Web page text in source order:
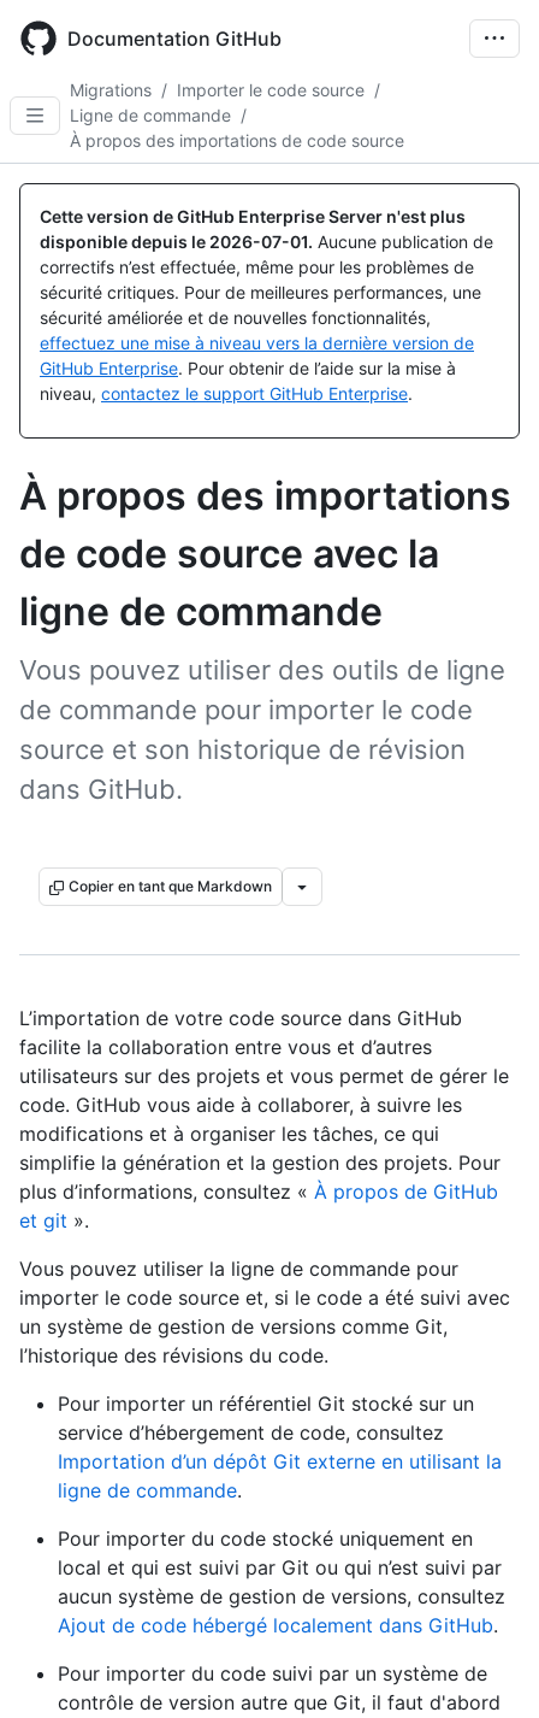
main
Documentation GitHub
Migrations / Importer le code source /
Ligne de commande /
À propos des importations de code source
Cette version de GitHub Enterprise Server n'est plus
disponible depuis le 2026-07-01. Aucune publication de
correctifs n’est effectuée, même pour les problèmes de
sécurité critiques. Pour de meilleures performances, une
sécurité améliorée et de nouvelles fonctionnalités,
effectuez une mise à niveau vers la dernière version de
GitHub Enterprise. Pour obtenir de l’aide sur la mise à
niveau, contactez le support GitHub Enterprise.
À propos des importations
de code source avec la
ligne de commande
Vous pouvez utiliser des outils de ligne
de commande pour importer le code
source et son historique de révision
dans GitHub.
Copier en tant que Markdown
L’importation de votre code source dans GitHub
facilite la collaboration entre vous et d’autres
utilisateurs sur des projets et vous permet de gérer le
code. GitHub vous aide à collaborer, à suivre les
modifications et à organiser les tâches, ce qui
simplifie la génération et la gestion des projets. Pour
plus d’informations, consultez « À propos de GitHub
et git ».
Vous pouvez utiliser la ligne de commande pour
importer le code source et, si le code a été suivi avec
un système de gestion de versions comme Git,
l’historique des révisions du code.
Pour importer un référentiel Git stocké sur un
service d’hébergement de code, consultez
Importation d’un dépôt Git externe en utilisant la
ligne de commande.
Pour importer du code stocké uniquement en
local et qui est suivi par Git ou qui n’est suivi par
aucun système de gestion de versions, consultez
Ajout de code hébergé localement dans GitHub.
Pour importer du code suivi par un système de
contrôle de version autre que Git, il faut d'abord